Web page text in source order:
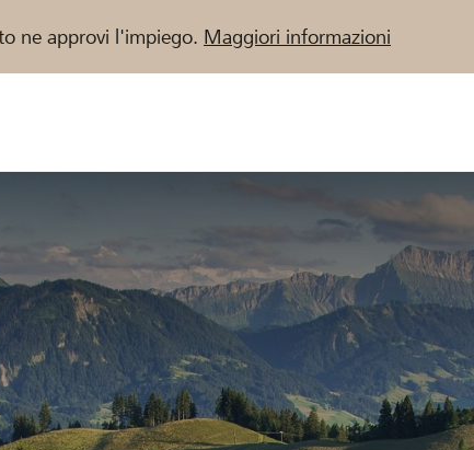
ne approvi l'impiego. Maggiori informazioni